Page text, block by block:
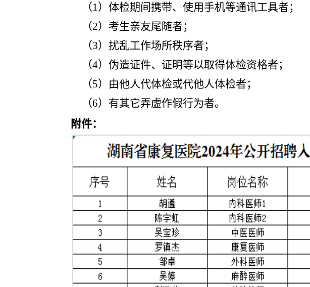
（1） 体检期间携带、使用手机等通讯工具者；
（2） 考生亲友尾随者；
（3） 扰乱工作场所秩序者；
（4） 伪造证件、证明等以取得体检资格者；
（5） 由他人代体检或代他人体检者；
（6） 有其它弄虚作假行为者。
附件：